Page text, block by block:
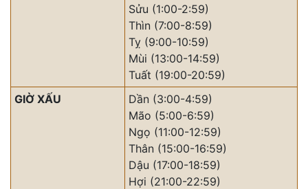
Sửu (1:00-2:59)
Thìn (7:00-8:59)
Tỵ (9:00-10:59)
Mùi (13:00-14:59)
Tuất (19:00-20:59)
GIỜ XẤU
Dần (3:00-4:59)
Mão (5:00-6:59)
Ngọ (11:00-12:59)
Thân (15:00-16:59)
Dậu (17:00-18:59)
Hợi (21:00-22:59)